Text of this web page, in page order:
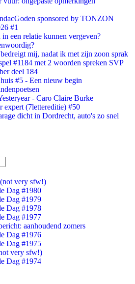
sponsored by TONZON
#1
een relatie kunnen vergeven?
mij, nadat ik met zijn zoon sprak
#1184 met 2 woorden spreken SVP
deel 184
#5 - Een nieuw begin
- Caro Claire Burke
expert (7lettereditie) #50
dicht in Dordrecht, auto's zo snel
very sfw!)
Dag #1980
Dag #1979
Dag #1978
Dag #1977
aanhoudend zomers
Dag #1976
Dag #1975
very sfw!)
Dag #1974